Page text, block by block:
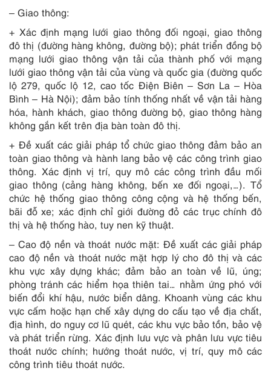
– Giao thông:
+ Xác định mạng lưới giao thông đối ngoại, giao thông
đô thị (đường hàng không, đường bộ); phát triển đồng bộ
mạng lưới giao thông vận tải của thành phố với mạng
lưới giao thông vận tải của vùng và quốc gia (đường quốc
lộ 279, quốc lộ 12, cao tốc Điện Biên – Sơn La – Hòa
Bình – Hà Nội); đảm bảo tính thống nhất về vận tải hàng
hóa, hành khách, giao thông đường bộ, giao thông hàng
không gắn kết trên địa bàn toàn đô thị.
+ Đề xuất các giải pháp tổ chức giao thông đảm bảo an
toàn giao thông và hành lang bảo vệ các công trình giao
thông. Xác định vị trí, quy mô các công trình đầu mối
giao thông (cảng hàng không, bến xe đối ngoại,…). Tổ
chức hệ thống giao thông công cộng và hệ thống bến,
bãi đỗ xe; xác định chỉ giới đường đỏ các trục chính đô
thị và hệ thống hào, tuy nen kỹ thuật.
– Cao độ nền và thoát nước mặt: Đề xuất các giải pháp
cao độ nền và thoát nước mặt hợp lý cho đô thị và các
khu vực xây dựng khác; đảm bảo an toàn về lũ, úng;
phòng tránh các hiểm họa thiên tai… nhằm ứng phó với
biến đổi khí hậu, nước biển dâng. Khoanh vùng các khu
vực cấm hoặc hạn chế xây dựng do cấu tạo về địa chất,
địa hình, do nguy cơ lũ quét, các khu vực bảo tồn, bảo vệ
và phát triển rừng. Xác định lưu vực và phân lưu vực tiêu
thoát nước chính; hướng thoát nước, vị trí, quy mô các
công trình tiêu thoát nước.